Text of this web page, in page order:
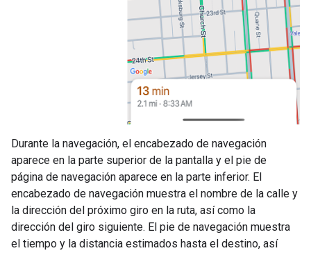
Durante la navegación, el encabezado de navegación
aparece en la parte superior de la pantalla y el pie de
página de navegación aparece en la parte inferior. El
encabezado de navegación muestra el nombre de la calle y
la dirección del próximo giro en la ruta, así como la
dirección del giro siguiente. El pie de navegación muestra
el tiempo y la distancia estimados hasta el destino, así